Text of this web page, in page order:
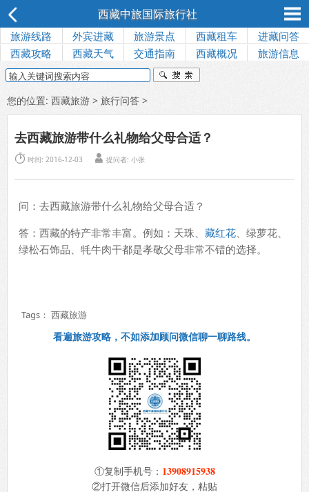
西藏中旅国际旅行社
旅游线路 外宾进藏 旅游景点 西藏租车
进藏问答
西藏攻略
西藏天气 交通指南 西藏概况 旅游信息
您的位置: 西藏旅游 > 旅行问答 >
去西藏旅游带什么礼物给父母合适？
 时间: 2016-12-03  提问者: 小张
问：去西藏旅游带什么礼物给父母合适？
答：西藏的特产非常丰富。例如：天珠、 藏红花、绿萝花、
绿松石饰品、牦牛肉干都是孝敬父母非常不错的选择。
Tags： 西藏旅游
看遍旅游攻略，不如添加顾问微信聊一聊路线。
①复制手机号： 13908915938
②打开微信后添加好友，粘贴